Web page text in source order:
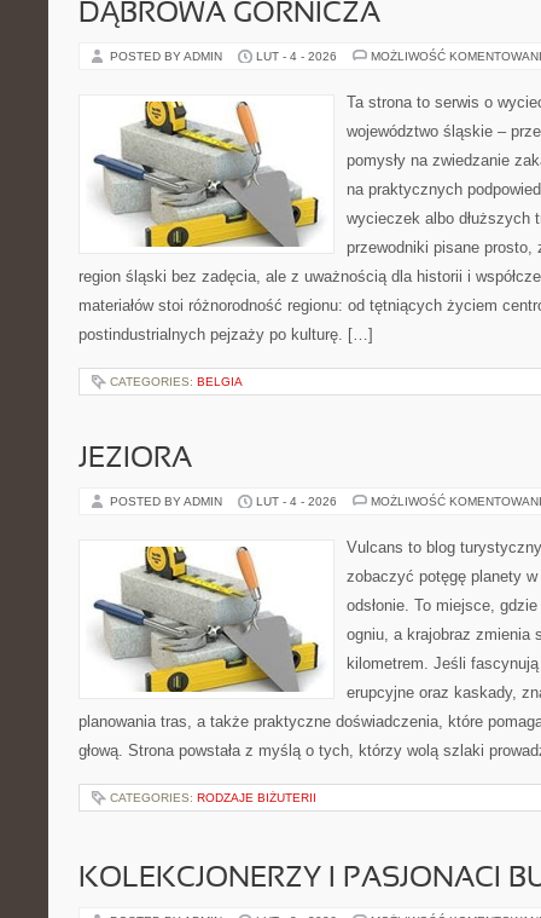
DĄBROWA GÓRNICZA
POSTED BY ADMIN LUT - 4 - 2026 MOŻLIWOŚĆ
Ta strona to serwis o
województwo śląskie –
pomysły na zwiedzanie
na praktycznych
wycieczek albo dłuższych
przewodniki pisane
region śląski bez zadęcia, ale z uważnością dla historii i
materiałów stoi różnorodność regionu: od tętniących życiem
postindustrialnych pejzaży po kulturę. […]
CATEGORIES: BELGIA
JEZIORA
POSTED BY ADMIN LUT - 4 - 2026 MOŻLIWOŚĆ
Vulcans to blog
zobaczyć potęgę planety
odsłonie. To miejsce,
ogniu, a krajobraz zmienia
kilometrem. Jeśli
erupcyjne oraz kaskady,
planowania tras, a także praktyczne doświadczenia, które
głową. Strona powstała z myślą o tych, którzy wolą szlaki
CATEGORIES: RODZAJE BIŻUTERII
KOLEKCJONERZY I PASJONACI